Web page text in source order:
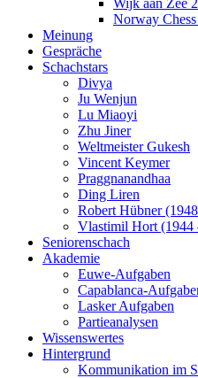
Wijk aan Zee
Norway
Meinung
Gespräche
Schachstars
Divya
Ju Wenjun
Lu Miaoyi
Zhu Jiner
Weltmeister Gukesh
Vincent Keymer
Praggnanandhaa
Ding Liren
Robert Hübner
Vlastimil Hort (1944
Seniorenschach
Akademie
Euwe-Aufgaben
Capablanca-
Lasker Aufgaben
Partieanalysen
Wissenswertes
Hintergrund
Kommunikation im